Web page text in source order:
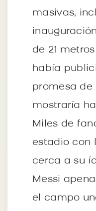
masivas,
de 21
había
promesa de
mostraría
Miles de
estadio con
cerca a su
Messi
el campo